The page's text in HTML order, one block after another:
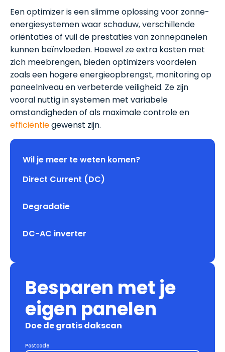
Een optimizer is een slimme oplossing voor zonne-
energiesystemen waar schaduw, verschillende
oriëntaties of vuil de prestaties van zonnepanelen
kunnen beïnvloeden. Hoewel ze extra kosten met
zich meebrengen, bieden optimizers voordelen
zoals een hogere energieopbrengst, monitoring op
paneelniveau en verbeterde veiligheid. Ze zijn
vooral nuttig in systemen met variabele
omstandigheden of als maximale controle en
efficiëntiegewenst zijn.
Wil je meer te weten komen?
Direct Current (DC)
Degradatie
DC-AC inverter
Besparen met je
eigen panelen
Doe de gratis dakscan
Postcode